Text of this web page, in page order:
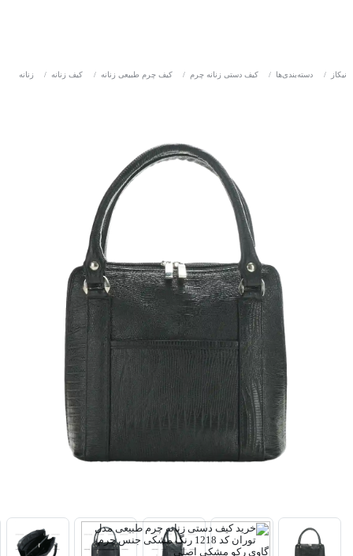
نیکاز / دسته‌بندی‌ها / کیف دستی زنانه چرم / کیف چرم طبیعی زنانه / کیف زنانه / زنانه